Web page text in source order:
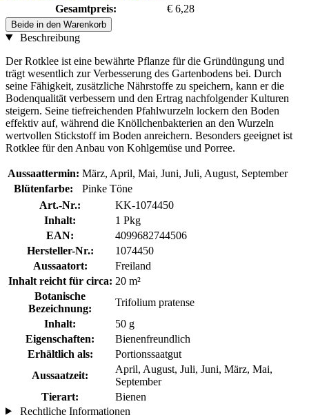
Gesamtpreis:
€ 6,28
Beide in den Warenkorb
Beschreibung
Der Rotklee ist eine bewährte Pflanze für die Gründüngung und
trägt wesentlich zur Verbesserung des Gartenbodens bei. Durch
seine Fähigkeit, zusätzliche Nährstoffe zu speichern, kann er die
Bodenqualität verbessern und den Ertrag nachfolgender Kulturen
steigern. Seine tiefreichenden Pfahlwurzeln lockern den Boden
effektiv auf, während die Knöllchenbakterien an den Wurzeln
wertvollen Stickstoff im Boden anreichern. Besonders geeignet ist
Rotklee für den Anbau von Kohlgemüse und Porree.
Aussaattermin: März, April, Mai, Juni, Juli, August, September
Blütenfarbe:
Pinke Töne
Art.-Nr.:
KK-1074450
Inhalt:
1 Pkg
EAN:
4099682744506
Hersteller-Nr.:
1074450
Aussaatort:
Freiland
Inhalt reicht für circa: 20 m²
Botanische
Bezeichnung:
Trifolium pratense
Inhalt:
50 g
Eigenschaften:
Bienenfreundlich
Erhältlich als:
Portionssaatgut
Aussaatzeit:
April, August, Juli, Juni, März, Mai,
September
Tierart:
Bienen
Rechtliche Informationen